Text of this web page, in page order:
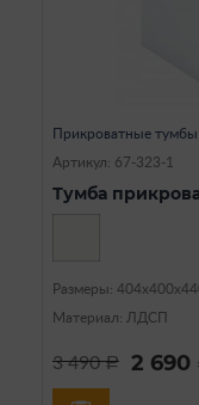
Прикроватные тумбы
Артикул: 67-323-1
Тумба
Размеры:
Материал: ЛДСП
3 490a 2 690